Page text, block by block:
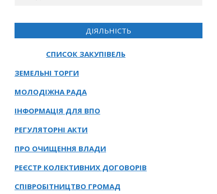
ДІЯЛЬНІСТЬ
СПИСОК ЗАКУПІВЕЛЬ
ЗЕМЕЛЬНІ ТОРГИ
МОЛОДІЖНА РАДА
ІНФОРМАЦІЯ ДЛЯ ВПО
РЕГУЛЯТОРНІ АКТИ
ПРО ОЧИЩЕННЯ ВЛАДИ
РЕЄСТР КОЛЕКТИВНИХ ДОГОВОРІВ
СПІВРОБІТНИЦТВО ГРОМАД